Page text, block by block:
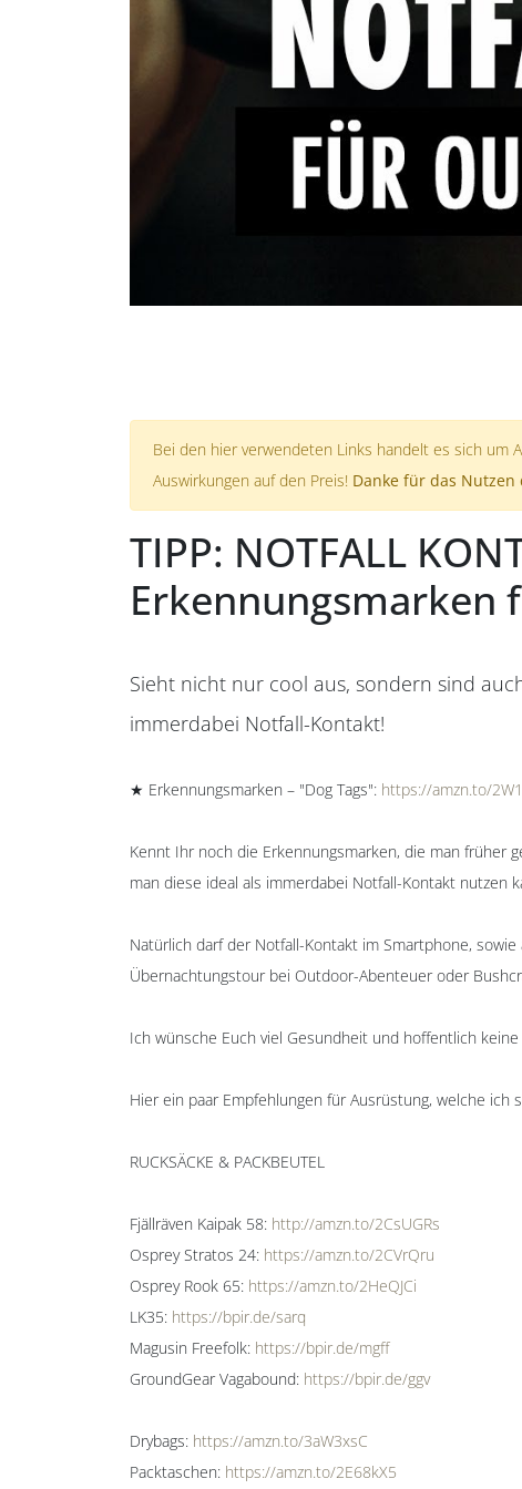
Bei den hier verwendeten Links handelt es sich um
Auswirkungen auf den Preis! Danke für das
TIPP: NOTFALL
Erkennungsmarken
Sieht nicht nur cool aus, sondern sind
immerdabei Notfall-Kontakt!
★ Erkennungsmarken – "Dog Tags": https://amzn.to/
Kennt Ihr noch die Erkennungsmarken, die man früher
man diese ideal als immerdabei Notfall-Kontakt nutzen
Natürlich darf der Notfall-Kontakt im Smartphone,
Übernachtungstour bei Outdoor-Abenteuer oder
Ich wünsche Euch viel Gesundheit und hoffentlich
Hier ein paar Empfehlungen für Ausrüstung, welche ich
RUCKSÄCKE & PACKBEUTEL
Fjällräven Kaipak 58: http://amzn.to/2CsUGRs
Osprey Stratos 24: https://amzn.to/2CVrQru
Osprey Rook 65: https://amzn.to/2HeQJCi
LK35: https://bpir.de/sarq
Magusin Freefolk: https://bpir.de/mgff
GroundGear Vagabound: https://bpir.de/ggv
Drybags: https://amzn.to/3aW3xsC
Packtaschen: https://amzn.to/2E68kX5